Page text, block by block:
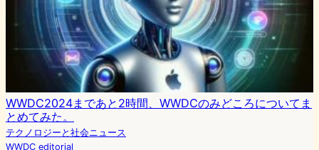
WWDC2024まであと2時間、WWDCのみどころについてま
とめてみた。
テクノロジーと社会ニュース
WWDC editorial